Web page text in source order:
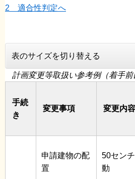
2 適合性判定へ
表のサイズを切り替える
計画変更等取扱い参考例（着手前
手続
き
変更事項 変更内容
申請建物の配
置
50セン
動